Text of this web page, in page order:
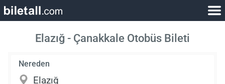
Elazığ - Çanakkale Otobüs Bileti
Nereden